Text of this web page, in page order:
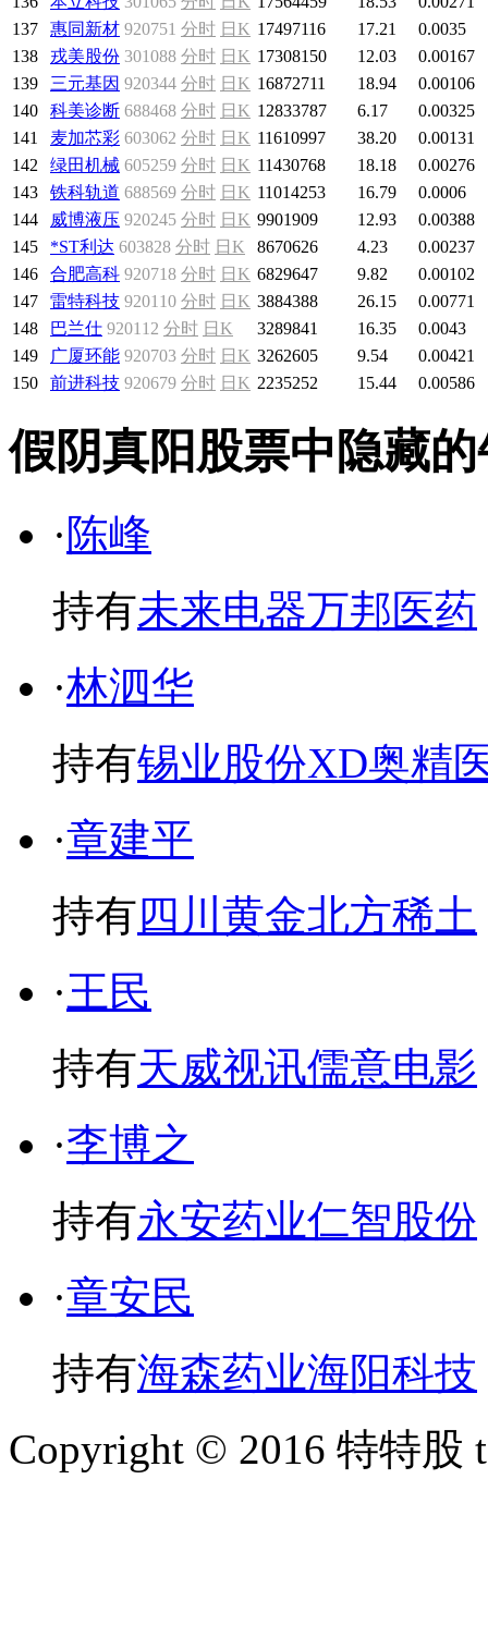
137
惠同新材 920751 分时 日K 17497116 17.21
0.0035
138
戎美股份 301088 分时 日K 17308150 12.03
0.00167
139
三元基因 920344 分时 日K 16872711 18.94
0.00106
140
科美诊断 688468 分时 日K 12833787 6.17
0.00325
141
麦加芯彩 603062 分时 日K 11610997 38.20
0.00131
142
绿田机械 605259 分时 日K 11430768 18.18
0.00276
143
铁科轨道 688569 分时 日K 11014253 16.79
0.0006
144
威博液压 920245 分时 日K 9901909 12.93
0.00388
145
*ST利达 603828 分时 日K 8670626 4.23
0.00237
146
合肥高科 920718 分时 日K 6829647 9.82
0.00102
147
雷特科技 920110 分时 日K 3884388 26.15
0.00771
148
巴兰仕 920112 分时 日K 3289841 16.35
0.0043
149
广厦环能 920703 分时 日K 3262605 9.54
0.00421
150
前进科技 920679 分时 日K 2235252 15.44 0.00586
假阴真阳股票中隐藏
·陈峰
持有未来电器万邦医药
·林泗华
持有锡业股份XD奥精
·章建平
持有四川黄金北方稀土
·王民
持有天威视讯儒意电影
·李博之
持有永安药业仁智股份
·章安民
持有海森药业海阳科技
Copyright © 2016 特特股